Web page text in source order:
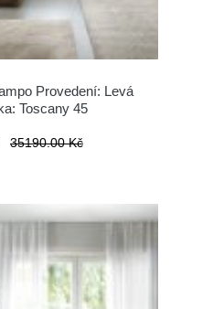
Provedení: Levá
Toscany 45
35190.00 Kč